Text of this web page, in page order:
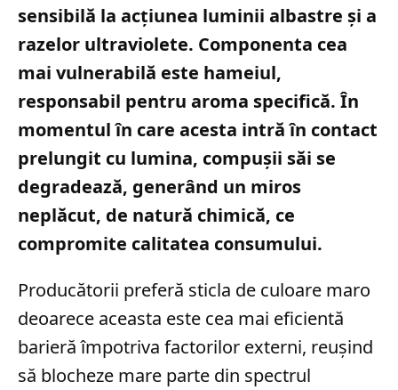
sensibilă la acțiunea luminii albastre și a
razelor ultraviolete. Componenta cea
mai vulnerabilă este hameiul,
responsabil pentru aroma specifică. În
momentul în care acesta intră în contact
prelungit cu lumina, compușii săi se
degradează, generând un miros
neplăcut, de natură chimică, ce
compromite calitatea consumului.
Producătorii preferă sticla de culoare maro
deoarece aceasta este cea mai eficientă
barieră împotriva factorilor externi, reușind
să blocheze mare parte din spectrul